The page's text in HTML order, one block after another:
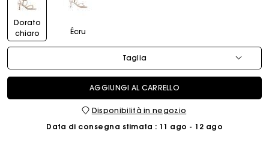
Dorato
chiaro
Écru
Taglia
AGGIUNGI AL CARRELLO
Disponibilità in negozio
Data di consegna stimata : 11 ago - 12 ago